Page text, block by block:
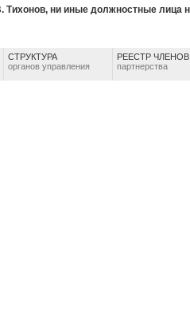
ни иные должностные лица
СТРУКТУРА
органов управления
РЕЕСТР ЧЛЕНОВ
партнерства